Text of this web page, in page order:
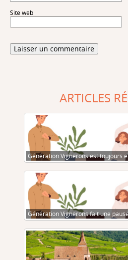
Site web
ARTICLES
Génération Vignerons est toujours
Génération Vignerons fait une